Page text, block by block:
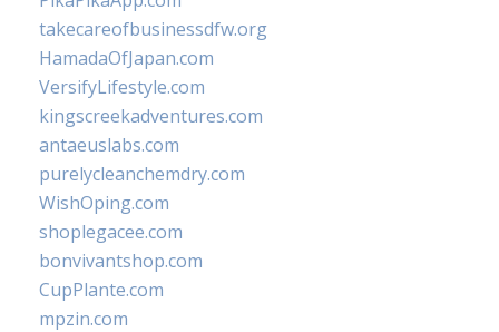
takecareofbusinessdfw.org
HamadaOfJapan.com
VersifyLifestyle.com
kingscreekadventures.com
antaeuslabs.com
purelycleanchemdry.com
WishOping.com
shoplegacee.com
bonvivantshop.com
CupPlante.com
mpzin.com